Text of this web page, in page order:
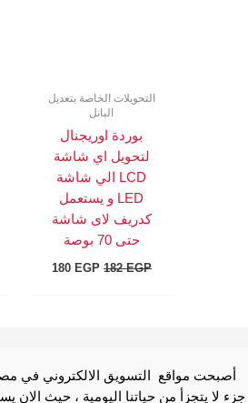
التحويلات الخاصة بتعديل
البانل
بوردة اوريجنال
لتحويل اي شاشة
LCD الي شاشة
LED و يستعمل
كدريف لاى شاشة
حتى 70 بوصة
182EGP
180 EGP
أصبحت مواقع التسويق الالكتروني في
جزء لا يتجزأ من حياتنا اليومية ، حيث الان